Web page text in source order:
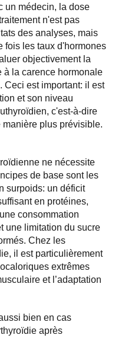
un médecin, la dose
n'est pas
des analyses, mais
fois les taux d'hormones
objectivement la
à la carence hormonale
Ceci est important: il est
et son niveau
c'est-à-dire
manière plus prévisible.
ne nécessite
de base sont les
surpoids: un déficit
en protéines,
consommation
une limitation du sucre
Chez les
il est particulièrement
extrêmes
et l’adaptation
bien en cas
après